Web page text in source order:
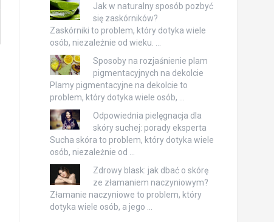
Jak w naturalny sposób pozbyć
się zaskórników?
Zaskórniki to problem, który dotyka wiele
osób, niezależnie od wieku. …
Sposoby na rozjaśnienie plam
pigmentacyjnych na dekolcie
Plamy pigmentacyjne na dekolcie to
problem, który dotyka wiele osób, …
Odpowiednia pielęgnacja dla
skóry suchej: porady eksperta
Sucha skóra to problem, który dotyka wiele
osób, niezależnie od …
Zdrowy blask: jak dbać o skórę
ze złamaniem naczyniowym?
Złamanie naczyniowe to problem, który
dotyka wiele osób, a jego …